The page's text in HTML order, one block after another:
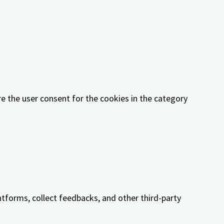
the user consent for the cookies in the category
collect feedbacks, and other third-party